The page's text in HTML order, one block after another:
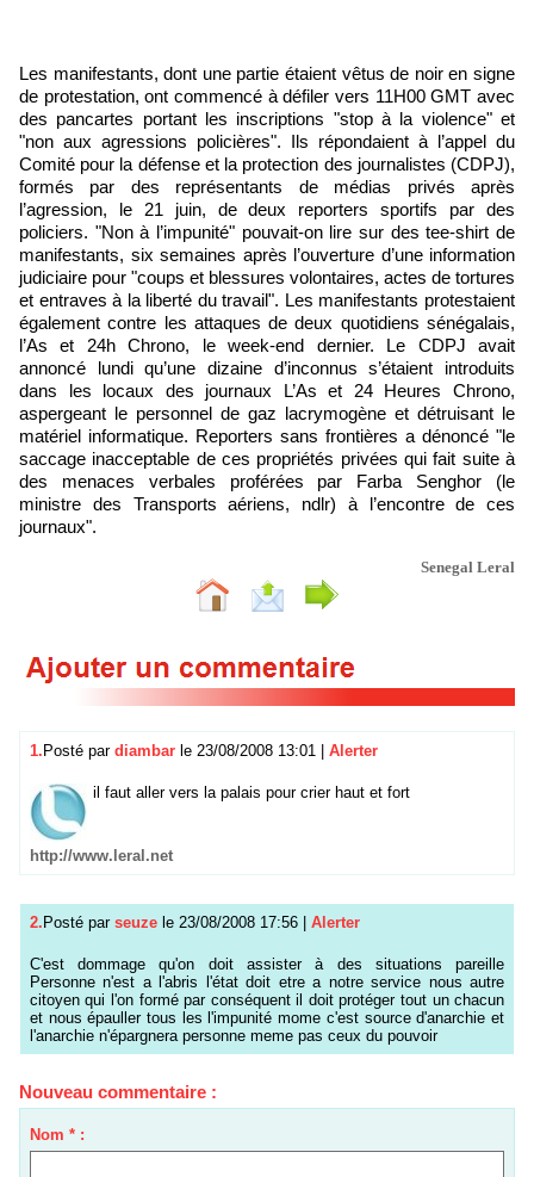
Les manifestants, dont une partie étaient vêtus de noir en signe
de protestation, ont commencé à défiler vers 11H00 GMT avec
des pancartes portant les inscriptions "stop à la violence" et
"non aux agressions policières". Ils répondaient à l’appel du
Comité pour la défense et la protection des journalistes (CDPJ),
formés par des représentants de médias privés après
l’agression, le 21 juin, de deux reporters sportifs par des
policiers. "Non à l’impunité" pouvait-on lire sur des tee-shirt de
manifestants, six semaines après l’ouverture d’une information
judiciaire pour "coups et blessures volontaires, actes de tortures
et entraves à la liberté du travail". Les manifestants protestaient
également contre les attaques de deux quotidiens sénégalais,
l’As et 24h Chrono, le week-end dernier. Le CDPJ avait
annoncé lundi qu’une dizaine d’inconnus s’étaient introduits
dans les locaux des journaux L’As et 24 Heures Chrono,
aspergeant le personnel de gaz lacrymogène et détruisant le
matériel informatique. Reporters sans frontières a dénoncé "le
saccage inacceptable de ces propriétés privées qui fait suite à
des menaces verbales proférées par Farba Senghor (le
ministre des Transports aériens, ndlr) à l’encontre de ces
journaux".
Senegal Leral
1. Posté par diambar le 23/08/2008 13:01 Alerter
il faut aller vers la palais pour crier haut et fort
http://www.leral.net
2.Posté par seuze le 23/08/2008 17:56 | Alerter
C'est dommage qu'on doit assister à des situations pareille
Personne n'est a l'abris l'état doit etre a notre service nous autre
citoyen qui l'on formé par conséquent il doit protéger tout un chacun
et nous épauller tous les l'impunité mome c'est source d'anarchie et
l'anarchie n'épargnera personne meme pas ceux du pouvoir
Nouveau commentaire :
Nom * :